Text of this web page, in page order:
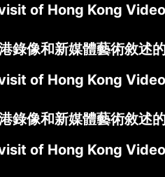
of Hong Kong
錄像和新媒體藝術敘述
of Hong Kong
錄像和新媒體藝術敘述的
of Hong Kong